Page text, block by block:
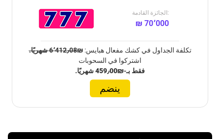
الجائزة القادمة:
₪ 70٬000
تكلفة الجداول في كشك مفعال هبايس:₪6٬412٫08 شهريًا.
اشتركوا في السحوبات
فقط بـ-₪459٫00 شهريًا.
ينضم